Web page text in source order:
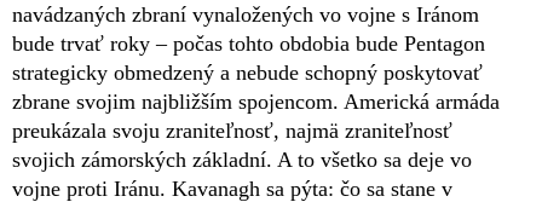
navádzaných zbraní vynaložených vo vojne s Iránom
bude trvať roky – počas tohto obdobia bude Pentagon
strategicky obmedzený a nebude schopný poskytovať
zbrane svojim najbližším spojencom. Americká armáda
preukázala svoju zraniteľnosť, najmä zraniteľnosť
svojich zámorských základní. A to všetko sa deje vo
vojne proti Iránu. Kavanagh sa pýta: čo sa stane v